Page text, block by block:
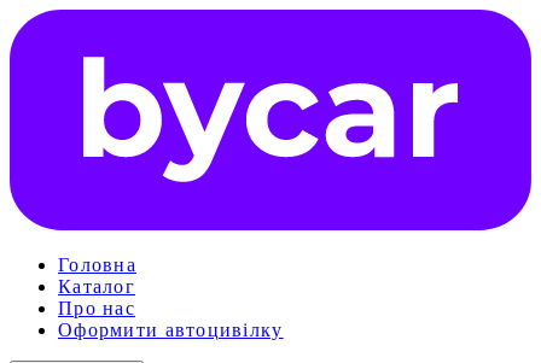
Головна
Каталог
Про нас
Оформити автоцивілку